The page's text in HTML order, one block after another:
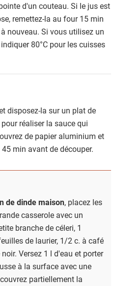
d'un couteau. Si le jus est
remettez-la au four 15 min
nouveau. Si vous utilisez un
80°C pour les cuisses
disposez-la sur un plat de
réaliser la sauce qui
de papier aluminium et
min avant de découper.
de dinde maison, placez les
casserole avec un
branche de céleri, 1
de laurier, 1/2 c. à café
Versez 1 l d'eau et porter
à la surface avec une
partiellement la